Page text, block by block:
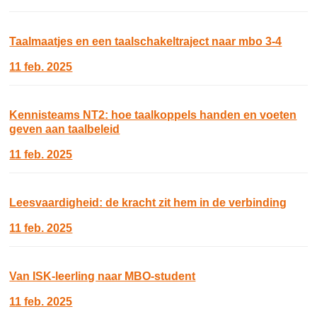
Taalmaatjes en een taalschakeltraject naar mbo 3-4
11 feb. 2025
Kennisteams NT2: hoe taalkoppels handen en voeten
geven aan taalbeleid
11 feb. 2025
Leesvaardigheid: de kracht zit hem in de verbinding
11 feb. 2025
Van ISK-leerling naar MBO-student
11 feb. 2025